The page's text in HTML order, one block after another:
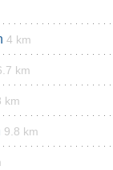
4 km
km
km
9.8 km